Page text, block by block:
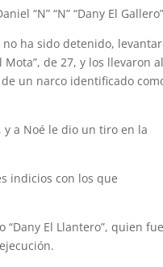
“N” “N” “Dany El
no ha sido detenido,
Mota”, de 27, y los llevaron
un narco identificado
y a Noé le dio un tiro en la
indicios con los que
El Llantero”, quien